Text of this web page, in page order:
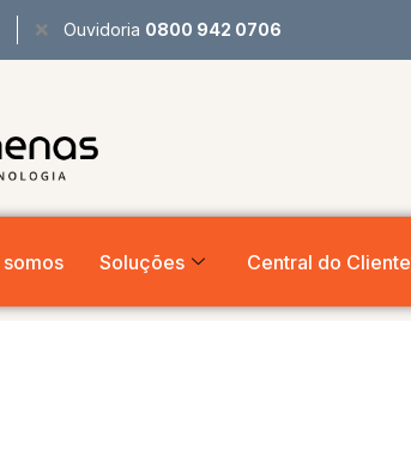
Ouvidoria 0800 942 0706
Soluções Central do Cliente